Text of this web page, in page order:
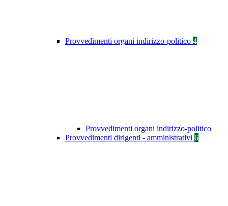
Provvedimenti organi indirizzo-politico 4
Provvedimenti organi indirizzo-politico
Provvedimenti dirigenti - amministrativi 6